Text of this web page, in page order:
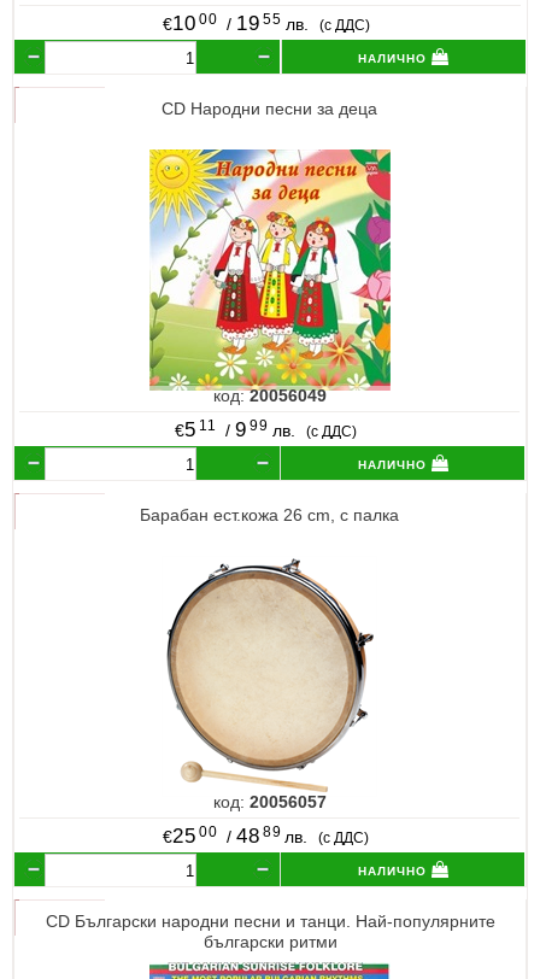
€10 00 / 19 55 лв. (с ДДС)
налично
CD Народни песни за деца
код:20056049
€5 11 /9 99 лв. (с ДДС)
налично
Барабан ест.кожа 26 cm, с палка
код: 20056057
€25 00 / 48 89 лв. (с ДДС)
налично
CD Български народни песни и танци. Най-популярните
български ритми